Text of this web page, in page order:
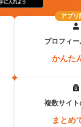
アプリ
プロフィ
かんた
複数サイ
まとめ